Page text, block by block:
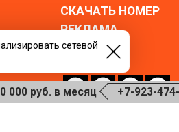
в месяц +7-923-474-40-48
СКАЧАТЬ НОМЕР
РЕКЛАМА
БЛОГ
сетевой